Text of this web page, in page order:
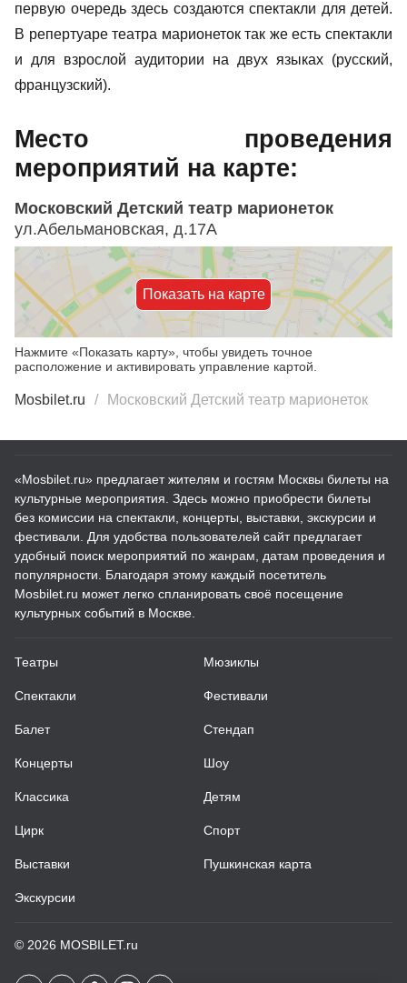
первую очередь здесь создаются спектакли для детей.
В репертуаре театра марионеток так же есть спектакли
и для взрослой аудитории на двух языках (русский,
французский).
Место проведения
мероприятий на карте:
Московский Детский театр марионеток
ул.Абельмановская, д.17А
Показать на карте
Нажмите «Показать карту», чтобы увидеть точное
расположение и активировать управление картой.
Mosbilet.ru Московский Детский театр марионеток
«Mosbilet.ru» предлагает жителям и гостям Москвы билеты на
культурные мероприятия. Здесь можно приобрести билеты
без комиссии на спектакли, концерты, выставки, экскурсии и
фестивали. Для удобства пользователей сайт предлагает
удобный поиск мероприятий по жанрам, датам проведения и
популярности. Благодаря этому каждый посетитель
Mosbilet.ru может легко спланировать своё посещение
культурных событий в Москве.
Театры
Спектакли
Балет
Концерты
Классика
Цирк
Выставки
Экскурсии
Мюзиклы
Фестивали
Стендап
Шоу
Детям
Спорт
Пушкинская карта
© 2026 MOSBILET.ru